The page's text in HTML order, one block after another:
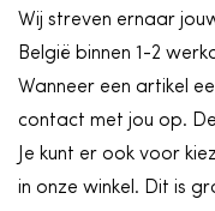
Wij streven ernaar
België binnen 1-2
Wanneer een artikel
contact met jou op.
Je kunt er ook voor
in onze winkel. Dit is